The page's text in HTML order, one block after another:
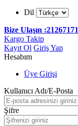
Dil
Bize Ulaşın
Kargo Takip
Kayıt Ol Giriş Yap
Hesabım
Üye Girişi
Kullanıcı Adı/E-Posta
Şifre